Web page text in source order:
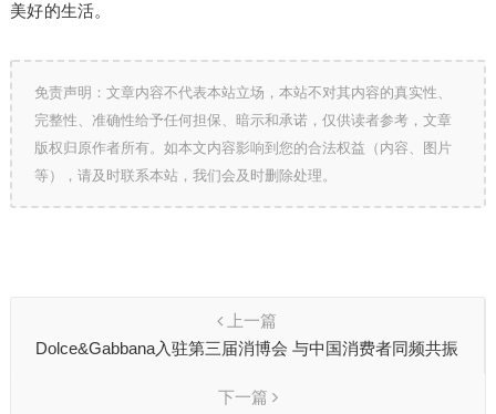
美好的生活。
免责声明：文章内容不代表本站立场，本站不对其内容的真实性、
完整性、准确性给予任何担保、暗示和承诺，仅供读者参考，文章
版权归原作者所有。如本文内容影响到您的合法权益（内容、图片
等），请及时联系本站，我们会及时删除处理。
上一篇
Dolce&Gabbana入驻第三届消博会 与中国消费者同频共振
下一篇